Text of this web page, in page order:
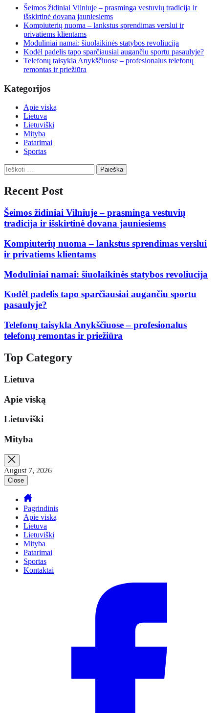
Šeimos židiniai Vilniuje – prasminga vestuvių tradicija ir
išskirtinė dovana jauniesiems
Kompiuterių nuoma – lankstus sprendimas verslui ir
privatiems klientams
Moduliniai namai: šiuolaikinės statybos revoliucija
Kodėl padelis tapo sparčiausiai augančiu sportu pasaulyje?
Telefonų taisykla Anykščiuose – profesionalus telefonų
remontas ir priežiūra
Kategorijos
Apie viską
Lietuva
Lietuviški
Mityba
Patarimai
Sportas
Ieškoti:
Recent Post
Šeimos židiniai Vilniuje – prasminga vestuvių
tradicija ir išskirtinė dovana jauniesiems
Kompiuterių nuoma – lankstus sprendimas verslui
ir privatiems klientams
Moduliniai namai: šiuolaikinės statybos revoliucija
Kodėl padelis tapo sparčiausiai augančiu sportu
pasaulyje?
Telefonų taisykla Anykščiuose – profesionalus
telefonų remontas ir priežiūra
Top Category
Lietuva
Apie viską
Lietuviški
Mityba
August 7, 2026
Close
Pagrindinis
Apie viską
Lietuva
Lietuviški
Mityba
Patarimai
Sportas
Kontaktai